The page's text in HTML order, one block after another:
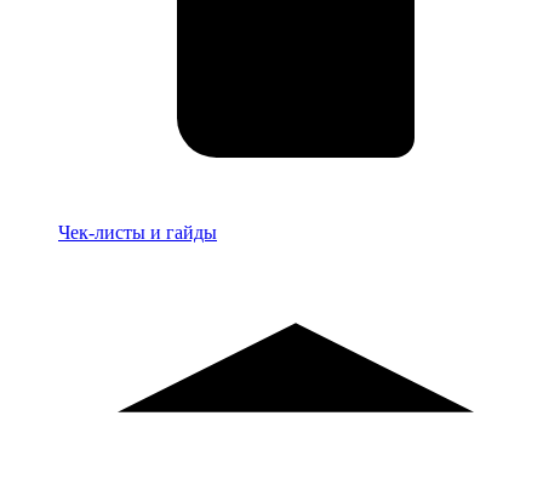
Материалы
Чек-листы и гайды